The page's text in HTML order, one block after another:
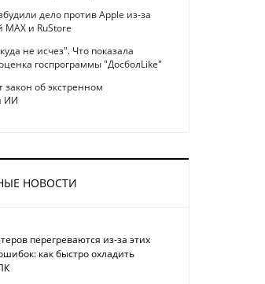
дело против Apple из-за
и RuStore
не исчез". Что показала
госпрограммы "ДосболLike"
закон об экстренном
ИИ
НОВОСТИ
перегреваются из-за этих
как быстро охладить